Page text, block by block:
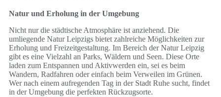
Natur und Erholung in der Umgebung
Nicht nur die städtische Atmosphäre ist anziehend. Die
umliegende Natur Leipzigs bietet zahlreiche Möglichkeiten zur
Erholung und Freizeitgestaltung. Im Bereich der Natur Leipzig
gibt es eine Vielzahl an Parks, Wäldern und Seen. Diese Orte
laden zum Entspannen und Aktivwerden ein, sei es beim
Wandern, Radfahren oder einfach beim Verweilen im Grünen.
Wer nach einem aufregenden Tag in der Stadt Ruhe sucht, findet
in der Umgebung die perfekten Rückzugsorte.